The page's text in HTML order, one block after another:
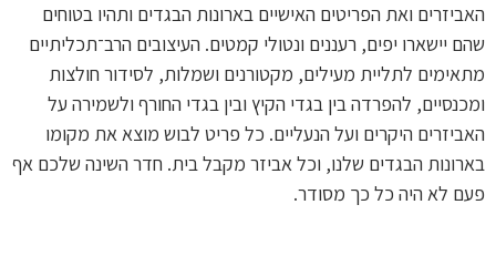
האביזרים ואת הפריטים האישיים בארונות הבגדים ותהיו בטוחים
שהם יישארו יפים, רעננים ונטולי קמטים. העיצובים הרב־תכליתיים
מתאימים לתליית מעילים, מקטורנים ושמלות, לסידור חולצות
ומכנסיים, להפרדה בין בגדי הקיץ ובין בגדי החורף ולשמירה על
האביזרים היקרים ועל הנעליים. כל פריט לבוש מוצא את מקומו
בארונות הבגדים שלנו, וכל אביזר מקבל בית. חדר השינה שלכם אף
פעם לא היה כל כך מסודר.